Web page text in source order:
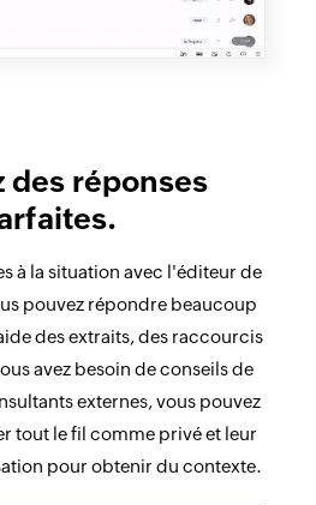
des réponses
à la situation avec l'éditeur de
pouvez répondre beaucoup
des extraits, des raccourcis
avez besoin de conseils de
externes, vous pouvez
tout le fil comme privé et leur
pour obtenir du contexte.